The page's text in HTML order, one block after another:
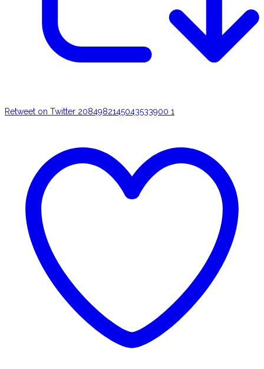
Retweet on Twitter 2084982145043533900 1